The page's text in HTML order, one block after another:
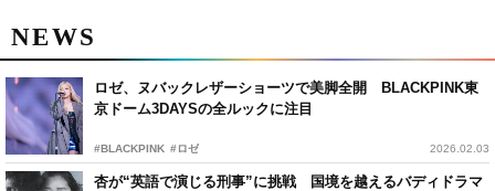
NEWS
ロゼ、ヌバックレザーショーツで美脚全開 BLACKPINK東
京ドーム3DAYSの全ルックに注目
#BLACKPINK #ロゼ 2026.02.03
杏が“英語で演じる刑事”に挑戦 国境を越えるバディドラマ